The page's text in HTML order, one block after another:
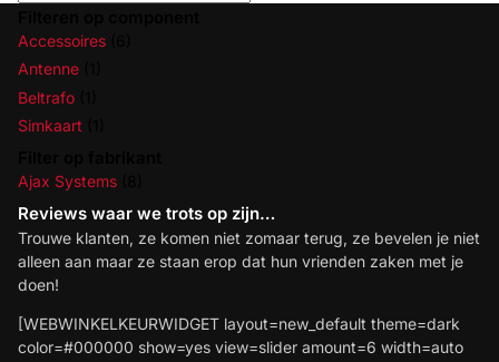
Accessoires
Antenne
Beltrafo
Simkaart
Ajax Systems
Reviews waar we trots op zijn…
Trouwe klanten, ze komen niet zomaar terug, ze bevelen je niet
alleen aan maar ze staan erop dat hun vrienden zaken met je
doen!
[WEBWINKELKEURWIDGET layout=new_default theme=dark
color=#000000 show=yes view=slider amount=6 width=auto